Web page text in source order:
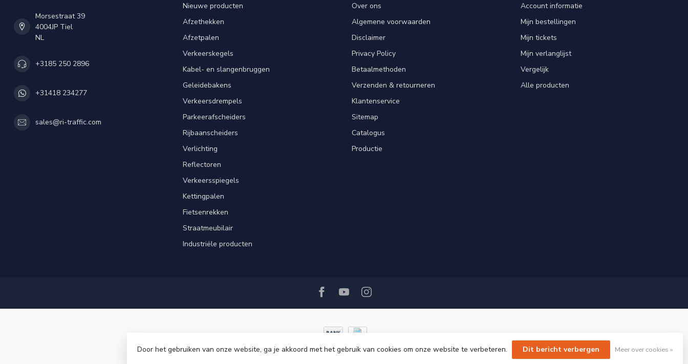
Morsestraat 39
4004JP Tiel
NL
+3185 250 2896
+31418 234277
sales@ri-traffic.com
Nieuwe producten
Afzethekken
Afzetpalen
Verkeerskegels
Kabel- en slangenbruggen
Geleidebakens
Verkeersdrempels
Parkeerafscheiders
Rijbaanscheiders
Verlichting
Reflectoren
Verkeersspiegels
Kettingpalen
Fietsenrekken
Straatmeubilair
Industriële producten
Over ons
Algemene voorwaarden
Disclaimer
Privacy Policy
Betaalmethoden
Verzenden & retourneren
Klantenservice
Sitemap
Catalogus
Productie
Account informatie
Mijn bestellingen
Mijn tickets
Mijn verlanglijst
Vergelijk
Alle producten
© Copyright 2026 Ri-Traffic
Door het gebruiken van onze website, ga je akkoord met het gebruik van cookies om onze website te verbeteren. Dit bericht verbergen Meer over cookies »